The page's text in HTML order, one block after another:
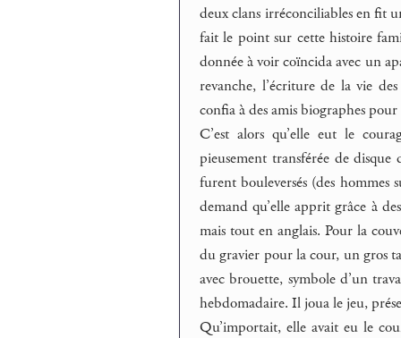
deux clans irréconciliables en fit
fait le point sur cette histoire
donnée à voir coïncida avec un
revanche, l’écriture de la vie
confia à des amis biographes
C’est alors qu’elle eut le
pieusement transférée de
furent bouleversés (des
demand qu’elle apprit grâce à
mais tout en anglais. Pour la
du gravier pour la cour, un gros
avec brouette, symbole d’un
hebdomadaire. Il joua le jeu,
Qu’importait, elle avait eu le